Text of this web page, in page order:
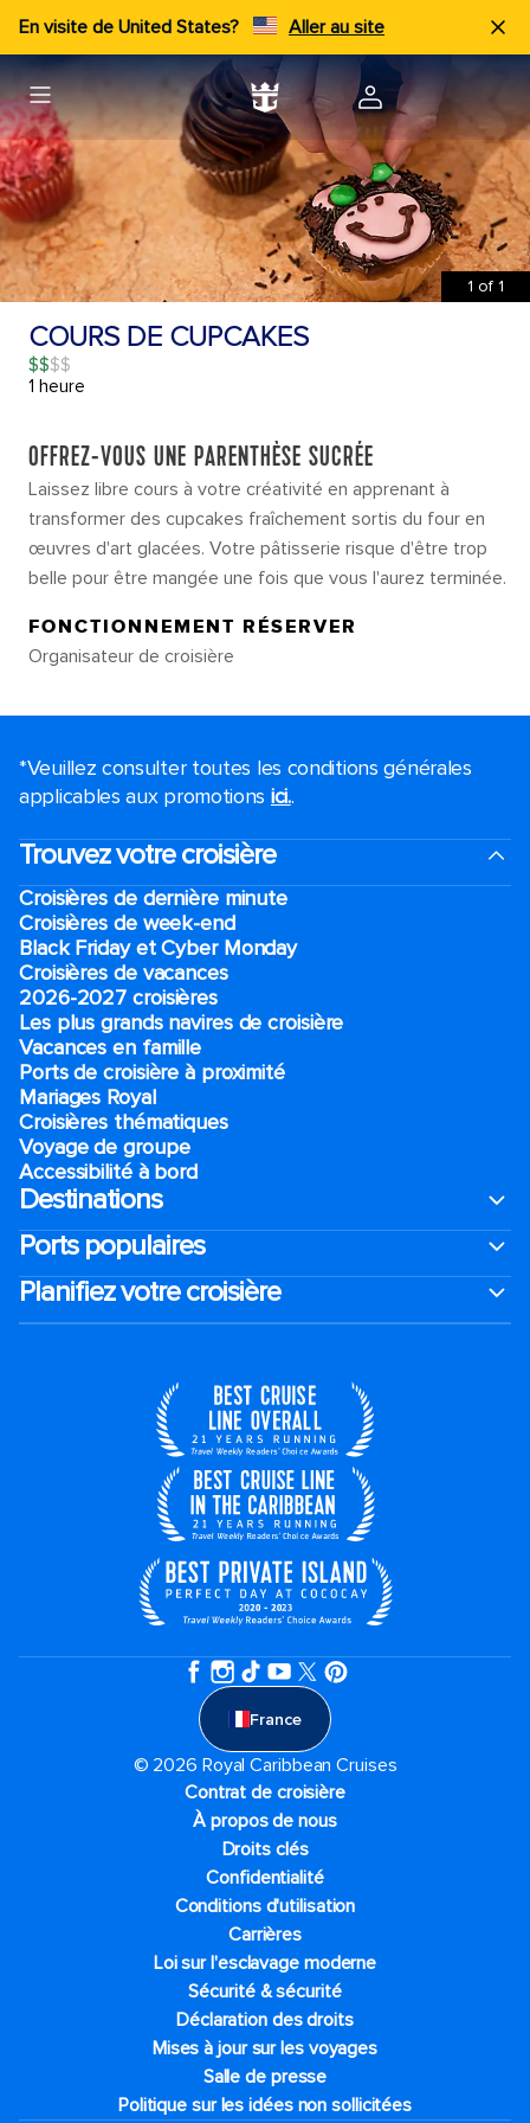
En visite de United States? Aller au site
1 of 1
COURS DE CUPCAKES
$$
1 heure
OFFREZ-VOUS UNE PARENTHÈSE SUCRÉE
Laissez libre cours à votre créativité en apprenant à
transformer des cupcakes fraîchement sortis du four en
œuvres d'art glacées. Votre pâtisserie risque d'être trop
belle pour être mangée une fois que vous l'aurez terminée.
FONCTIONNEMENT RÉSERVER
Organisateur de croisière
*Veuillez consulter toutes les conditions générales
applicables aux promotions ici..
Trouvez votre croisière
Croisières de dernière minute
Croisières de week-end
Black Friday et Cyber Monday
Croisières de vacances
2026-2027 croisières
Les plus grands navires de croisière
Vacances en famille
Ports de croisière à proximité
Mariages Royal
Croisières thématiques
Voyage de groupe​
Accessibilité à bord​
Destinations
Ports populaires
Planifiez votre croisière
France
© 2026 Royal Caribbean Cruises
Contrat de croisière
À propos de nous
Droits clés
Confidentialité
Conditions d'utilisation
Carrières
Loi sur l'esclavage moderne
Sécurité & sécurité
Déclaration des droits
Mises à jour sur les voyages
Salle de presse
Politique sur les idées non sollicitées